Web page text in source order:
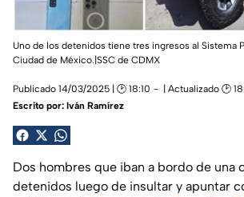
Uno de los detenidos tiene tres ingresos al Sistema
Ciudad de México.|SSC de CDMX
Publicado 14/03/2025 | 🕑 18:10 | Actualizado 🕑
Escrito por: Iván Ramírez
Dos hombres que iban a bordo de una
detenidos luego de insultar y apuntar